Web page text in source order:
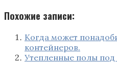
Похожие записи:
Когда может
контейнеров.
Утепленные полы